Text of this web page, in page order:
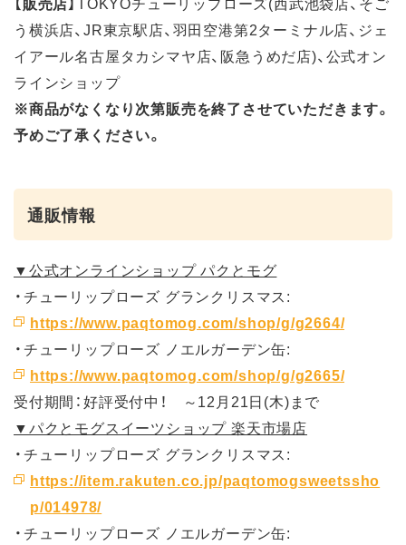
う横浜店、JR東京駅店、羽田空港第2ターミナル店、ジェ
イアール名古屋タカシマヤ店、阪急うめだ店)、公式オン
ラインショップ
※商品がなくなり次第販売を終了させていただきます。
予めご了承ください。
通販情報
▼公式オンラインショップ パクとモグ
・チューリップローズ グランクリスマス:
https://www.paqtomog.com/shop/g/g2664/
・チューリップローズ ノエルガーデン缶:
https://www.paqtomog.com/shop/g/g2665/
受付期間：好評受付中！ ～12月21日(木)まで
▼パクとモグスイーツショップ 楽天市場店
・チューリップローズ グランクリスマス:
https://item.rakuten.co.jp/paqtomogsweetssho
p/014978/
・チューリップローズ ノエルガーデン缶: